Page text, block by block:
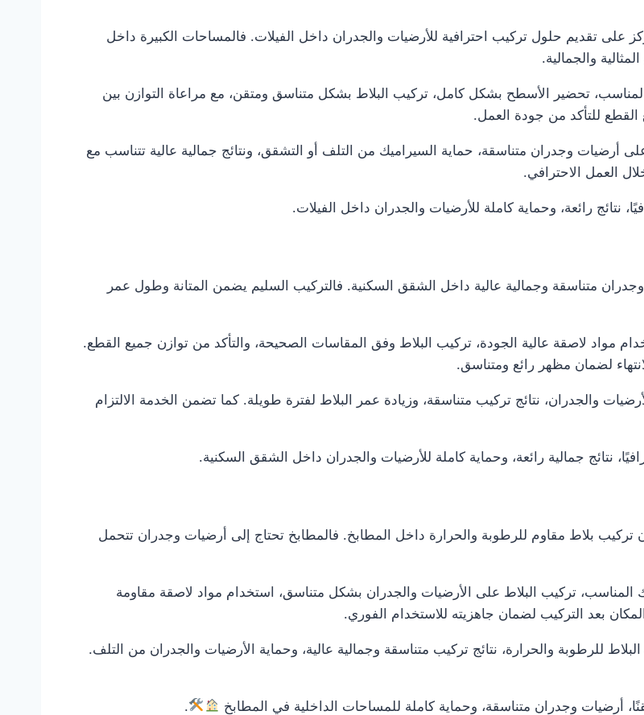
على تقديم حلول تركيب احترافية للأرضيات والجدران داخل الفيلات. فالمساحات الكبيرة داخل
والجمالية.
تحضير الأسطح بشكل كامل، تركيب البلاط بشكل متناسق ومتقن، مع مراعاة التوازن بين
للتأكد من جودة العمل.
أرضيات وجدران متناسقة، حماية السيراميك من التلف أو التشقق، ونتائج جمالية عالية تتناسب مع
العمل الاحترافي.
نتائج رائعة، وحماية كاملة للأرضيات والجدران داخل الفيلات.
متناسقة وجمالية عالية داخل الشقق السكنية. فالتركيب السليم يضمن المتانة وطول عمر
لاصقة عالية الجودة، تركيب البلاط وفق المقاسات الصحيحة، والتأكد من توازن جميع القطع.
لضمان مظهر رائع ومتناسق.
والجدران، نتائج تركيب متناسقة، وزيادة عمر البلاط لفترة طويلة. كما تضمن الخدمة الالتزام
نتائج جمالية رائعة، وحماية كاملة للأرضيات والجدران داخل الشقق السكنية.
بلاط مقاوم للرطوبة والحرارة داخل المطابخ. فالمطابخ تحتاج إلى أرضيات وجدران تتحمل
تركيب البلاط على الأرضيات والجدران بشكل متناسق، استخدام مواد لاصقة مقاومة
بعد التركيب لضمان جاهزيته للاستخدام الفوري.
للرطوبة والحرارة، نتائج تركيب متناسقة وجمالية عالية، وحماية الأرضيات والجدران من التلف.
أرضيات وجدران متناسقة، وحماية كاملة للمساحات الداخلية في المطابخ .